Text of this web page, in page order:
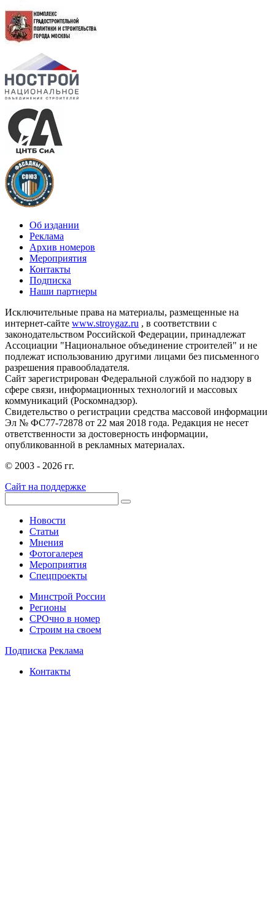
Об издании
Реклама
Архив номеров
Мероприятия
Контакты
Подписка
Наши партнеры
Исключительные права на материалы, размещенные на
интернет-сайте www.stroygaz.ru , в соответствии с
законодательством Российской Федерации, принадлежат
Ассоциации "Национальное объединение строителей" и не
подлежат использованию другими лицами без письменного
разрешения правообладателя.
Сайт зарегистрирован Федеральной службой по надзору в
сфере связи, информационных технологий и массовых
коммуникаций (Роскомнадзор).
Свидетельство о регистрации средства массовой информации
Эл № ФС77-72878 от 22 мая 2018 года. Редакция не несет
ответственности за достоверность информации,
опубликованной в рекламных материалах.
© 2003 - 2026 гг.
Сайт на поддержке
Новости
Статьи
Мнения
Фотогалерея
Мероприятия
Спецпроекты
Минстрой России
Регионы
СРОчно в номер
Строим на своем
Подписка Реклама
Контакты